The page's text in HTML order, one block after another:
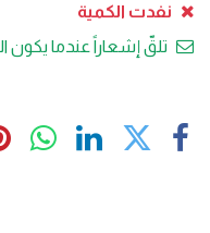
نفدت الكمية
تلقّ إشعاراً عندما يكون